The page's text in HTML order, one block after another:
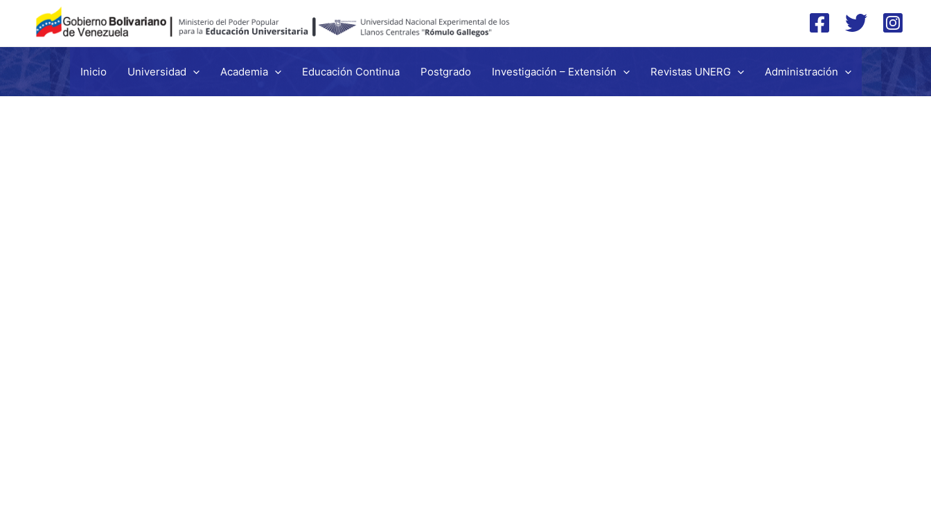
al
Inicio Universidad Academia Educación Continua Postgrado Investigación – Extensión Revistas UNERG Administración